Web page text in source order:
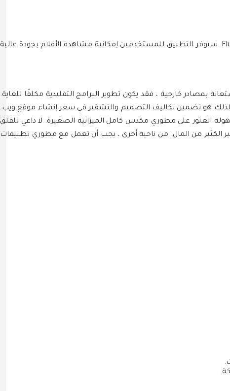
يهدف هذا المشروع إلى إنشاء تطبيق لعرض الأفلام بالأنميشن باستخدام Flutter. سيوفر التطبيق للمستخدمين إمكانية مشاهدة الأفلام بجودة عالية
بمصادر خارجية ، فقد يكون تطوير البرامج التقليدية مكلفًا للغاية.
لذلك هو تضمين تكاليف التصميم والتشفير في سعر إنشاء موقع ويب.
العثور على مطوري مكدس كامل الميزانية الصغيرة. لا داعي للقلق
الكثير من المال. من ناحية أخرى ، يجب أن تعمل مع مطوري تطبيقات